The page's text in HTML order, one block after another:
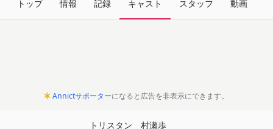
トップ 情報 記録 キャスト スタッフ 動画
Annictサポーターになると広告を非表示にできます。
トリスタン
村瀬歩